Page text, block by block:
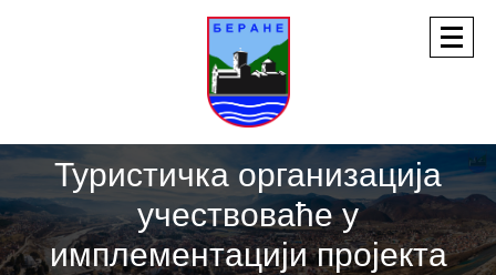
Туристичка организација
учествоваће у
имплементацији пројекта